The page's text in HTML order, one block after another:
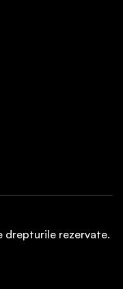
drepturile rezervate.